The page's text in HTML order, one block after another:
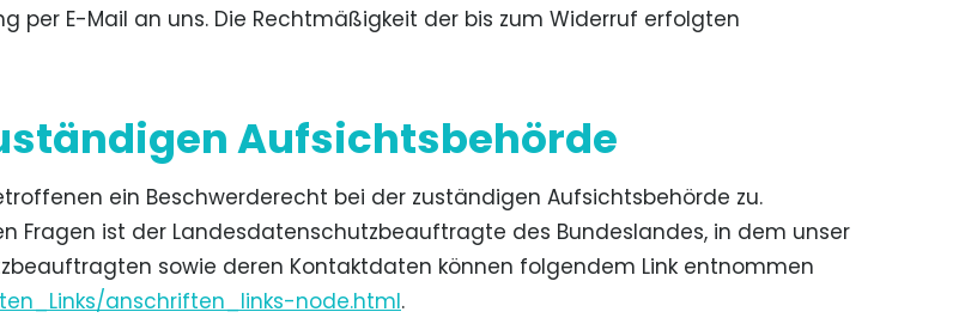
per E-Mail an uns. Die Rechtmäßigkeit der bis zum Widerruf erfolgten
Aufsichtsbehörde
ein Beschwerderecht bei der zuständigen Aufsichtsbehörde zu.
Fragen ist der Landesdatenschutzbeauftragte des Bundeslandes, in dem unser
sowie deren Kontaktdaten können folgendem Link entnommen
anschriften_links-node.html.